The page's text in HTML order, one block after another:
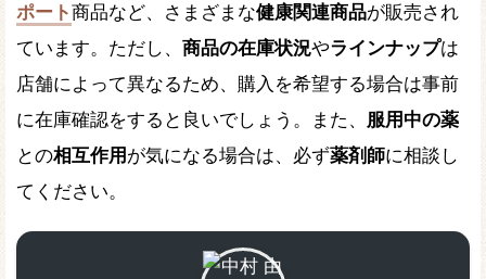
ポート商品など、さまざまな健康関連商品が販売され
ています。ただし、 商品の在庫状況やラインナップは
店舗によって異なるため、購入を希望する場合は事前
に在庫確認をすると良いでしょう。また、 服用中の薬
との相互作用 が気になる場合は、必ず薬剤師に相談し
てください。